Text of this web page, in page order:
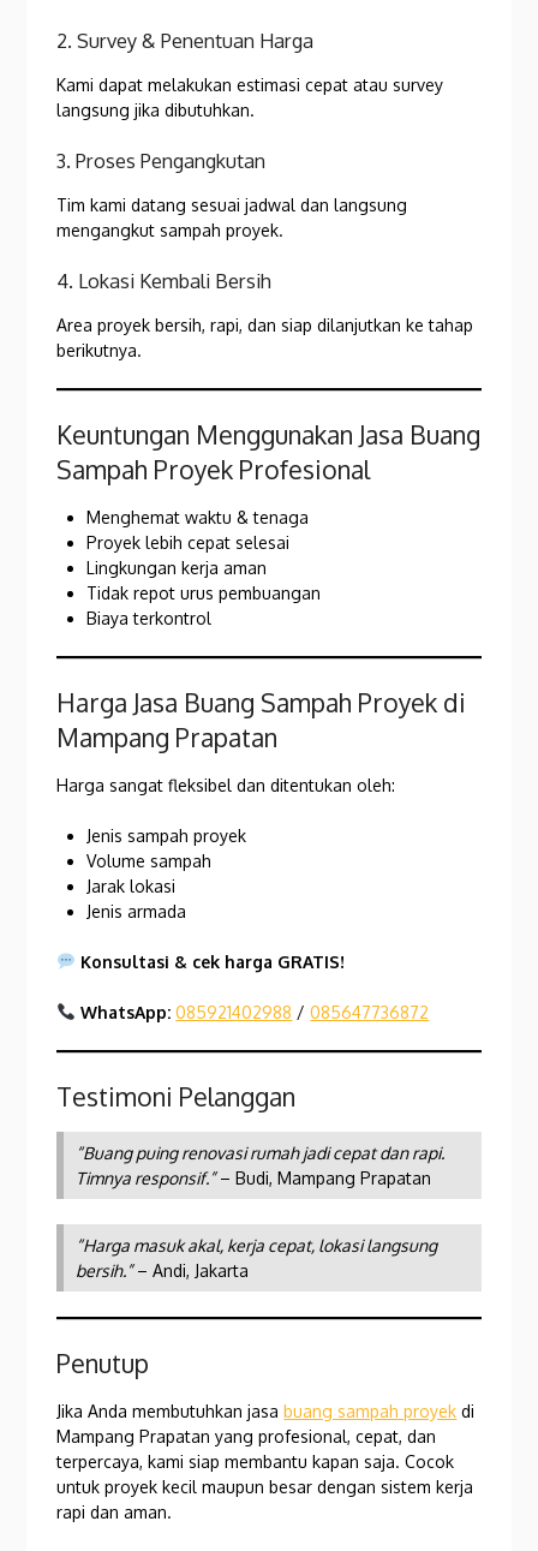
2. Survey & Penentuan Harga
Kami dapat melakukan estimasi cepat atau survey
langsung jika dibutuhkan.
3. Proses Pengangkutan
Tim kami datang sesuai jadwal dan langsung
mengangkut sampah proyek.
4. Lokasi Kembali Bersih
Area proyek bersih, rapi, dan siap dilanjutkan ke tahap
berikutnya.
Keuntungan Menggunakan Jasa Buang
Sampah Proyek Profesional
Menghemat waktu & tenaga
Proyek lebih cepat selesai
Lingkungan kerja aman
Tidak repot urus pembuangan
Biaya terkontrol
Harga Jasa Buang Sampah Proyek di
Mampang Prapatan
Harga sangat fleksibel dan ditentukan oleh:
Jenis sampah proyek
Volume sampah
Jarak lokasi
Jenis armada
Konsultasi & cek harga GRATIS!
WhatsApp: 085921402988 /085647736872
Testimoni Pelanggan
“Buang puing renovasi rumah jadi cepat dan rapi.
Timnya responsif.”– Budi, Mampang Prapatan
“Harga masuk akal, kerja cepat, lokasi langsung
bersih.”– Andi, Jakarta
Penutup
Jika Anda membutuhkan jasabuang sampah proyek di
Mampang Prapatan yang profesional, cepat, dan
terpercaya, kami siap membantu kapan saja. Cocok
untuk proyek kecil maupun besar dengan sistem kerja
rapi dan aman.